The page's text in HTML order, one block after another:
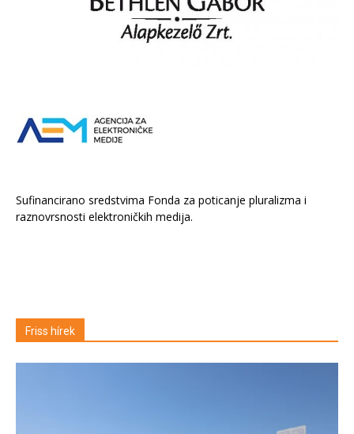
Sufinancirano sredstvima Fonda za poticanje pluralizma i
raznovrsnosti elektroničkih medija.
Friss hírek